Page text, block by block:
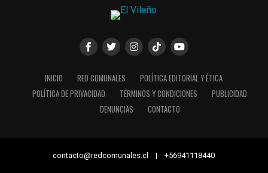
INICIO RED COMUNALES
POLÍTICA EDITORIAL Y ÉTICA
POLÍTICA DE PRIVACIDAD
TÉRMINOS Y CONDICIONES
PUBLICIDAD
DENUNCIAS
CONTACTO
contacto@redcomunales.cl | +56941118440